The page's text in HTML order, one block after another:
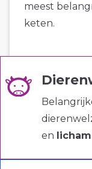
meest
keten.
en